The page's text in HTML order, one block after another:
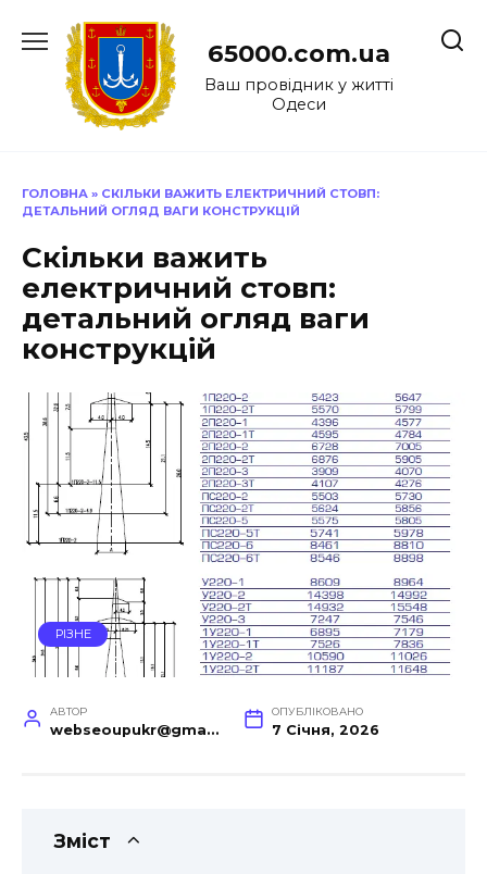
до
65000.com.ua
Ваш провідник у житті
Одеси
ГОЛОВНА » СКІЛЬКИ ВАЖИТЬ ЕЛЕКТРИЧНИЙ СТОВП:
ДЕТАЛЬНИЙ ОГЛЯД ВАГИ КОНСТРУКЦІЙ
Скільки важить
електричний стовп:
детальний огляд ваги
конструкцій
РІЗНЕ
АВТОР
webseoupukr@gmail.com
ОПУБЛІКОВАНО
7 Січня, 2026
Зміст